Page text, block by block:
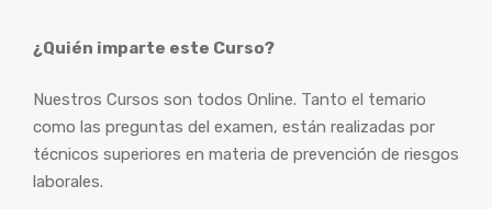
¿Quién imparte este Curso?
Nuestros Cursos son todos Online. Tanto el temario
como las preguntas del examen, están realizadas por
técnicos superiores en materia de prevención de riesgos
laborales.